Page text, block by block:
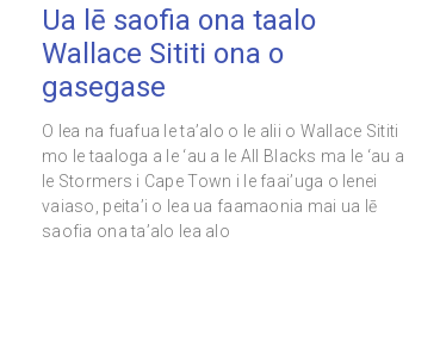
Ua lē saofia ona taalo
Wallace Sititi ona o
gasegase
O lea na fuafua le ta’alo o le alii o Wallace Sititi
mo le taaloga a le ‘au a le All Blacks ma le ‘au a
le Stormers i Cape Town i le faai’uga o lenei
vaiaso, peita’i o lea ua faamaonia mai ua lē
saofia ona ta’alo lea alo